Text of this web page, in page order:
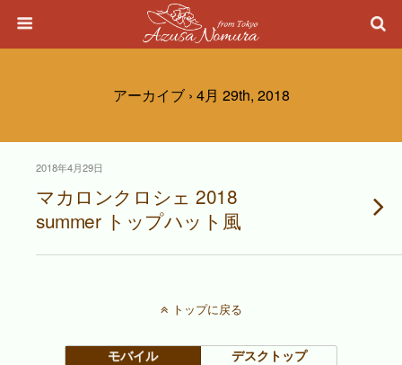
アーカイブ › 4月 29th, 2018
2018年4月29日
マカロンクロシェ 2018
summer トップハット風
トップに戻る
モバイル デスクトップ